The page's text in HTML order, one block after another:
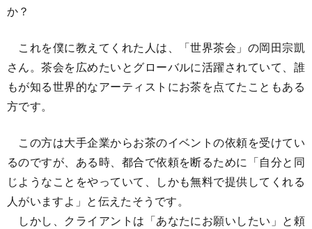
か？
これを僕に教えてくれた人は、「世界茶会」の岡田宗凱
さん。茶会を広めたいとグローバルに活躍されていて、誰
もが知る世界的なアーティストにお茶を点てたこともある
方です。
この方は大手企業からお茶のイベントの依頼を受けてい
るのですが、ある時、都合で依頼を断るために「自分と同
じようなことをやっていて、しかも無料で提供してくれる
人がいますよ」と伝えたそうです。
しかし、クライアントは「あなたにお願いしたい」と頼